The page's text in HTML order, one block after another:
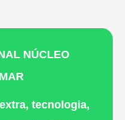
NÚCLEO
tecnologia,